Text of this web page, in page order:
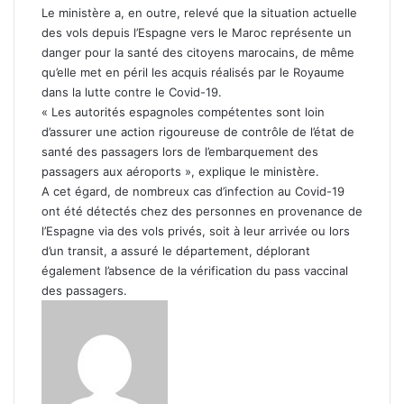
Le ministère a, en outre, relevé que la situation actuelle
des vols depuis l’Espagne vers le Maroc représente un
danger pour la santé des citoyens marocains, de même
qu’elle met en péril les acquis réalisés par le Royaume
dans la lutte contre le Covid-19.
« Les autorités espagnoles compétentes sont loin
d’assurer une action rigoureuse de contrôle de l’état de
santé des passagers lors de l’embarquement des
passagers aux aéroports », explique le ministère.
A cet égard, de nombreux cas d’infection au Covid-19
ont été détectés chez des personnes en provenance de
l’Espagne via des vols privés, soit à leur arrivée ou lors
d’un transit, a assuré le département, déplorant
également l’absence de la vérification du pass vaccinal
des passagers.